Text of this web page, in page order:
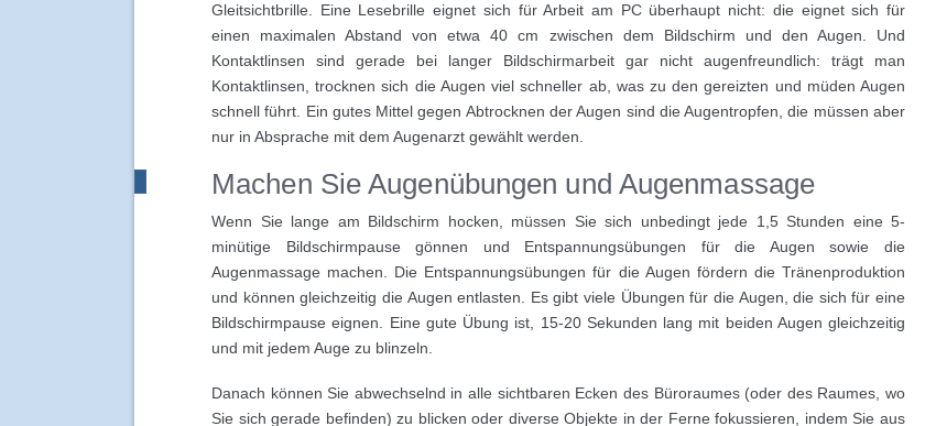
Gleitsichtbrille. Eine Lesebrille eignet sich für Arbeit am PC überhaupt nicht: die eignet sich für
einen maximalen Abstand von etwa 40 cm zwischen dem Bildschirm und den Augen. Und
Kontaktlinsen sind gerade bei langer Bildschirmarbeit gar nicht augenfreundlich: trägt man
Kontaktlinsen, trocknen sich die Augen viel schneller ab, was zu den gereizten und müden Augen
schnell führt. Ein gutes Mittel gegen Abtrocknen der Augen sind die Augentropfen, die müssen aber
nur in Absprache mit dem Augenarzt gewählt werden.
Machen Sie Augenübungen und Augenmassage
Wenn Sie lange am Bildschirm hocken, müssen Sie sich unbedingt jede 1,5 Stunden eine 5-
minütige Bildschirmpause gönnen und Entspannungsübungen für die Augen sowie die
Augenmassage machen. Die Entspannungsübungen für die Augen fördern die Tränenproduktion
und können gleichzeitig die Augen entlasten. Es gibt viele Übungen für die Augen, die sich für eine
Bildschirmpause eignen. Eine gute Übung ist, 15-20 Sekunden lang mit beiden Augen gleichzeitig
und mit jedem Auge zu blinzeln.
Danach können Sie abwechselnd in alle sichtbaren Ecken des Büroraumes (oder des Raumes, wo
Sie sich gerade befinden) zu blicken oder diverse Objekte in der Ferne fokussieren, indem Sie aus